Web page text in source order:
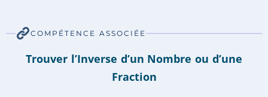
COMPÉTENCE ASSOCIÉE
Trouver l’Inverse d’un Nombre ou d’une
Fraction